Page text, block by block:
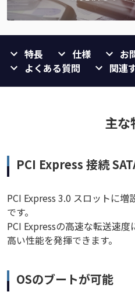
特長 仕様
お
よくある質問
関連
主な
PCI Express 接続
PCI Express 3.0 スロットに増
です。
PCI Expressの高速な転送速度
高い性能を発揮できます。
OSのブートが可能